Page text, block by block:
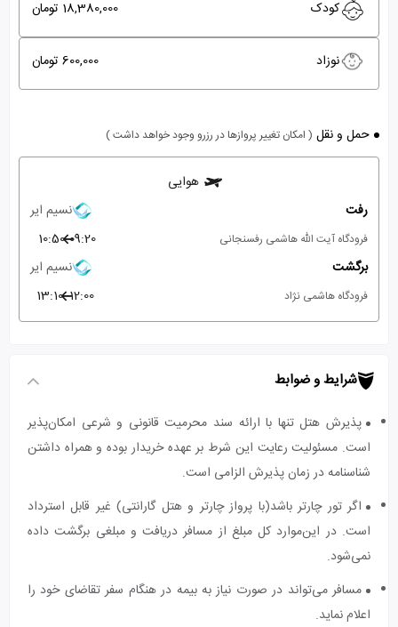
کودک 18,380,000 تومان
نوزاد 600,000 تومان
حمل و نقل ( امکان تغییر پروازها در رزرو وجود خواهد داشت )
هوایی
رفت
نسیم ایر
فرودگاه آیت الله هاشمی رفسنجانی 09:20
10:50
برگشت
نسیم ایر
فرودگاه هاشمی نژاد 12:00
13:10
شرایط و ضوابط
پذیرش هتل تنها با ارائه سند محرمیت قانونی و شرعی امکان‌پذیر
است. مسئولیت رعایت این شرط بر عهده خریدار بوده و همراه داشتن
شناسنامه در زمان پذیرش الزامی است.
اگر تور چارتر باشد(با پرواز چارتر و هتل گارانتی) غیر قابل استرداد
است. در این‌موارد کل مبلغ از مسافر دریافت و مبلغی برگشت داده
نمی‌شود.
مسافر می‌تواند در صورت نیاز به بیمه در هنگام سفر تقاضای خود را
اعلام نماید.